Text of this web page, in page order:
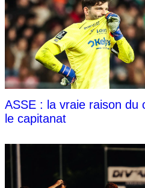
ASSE : la vraie raison du
le capitanat